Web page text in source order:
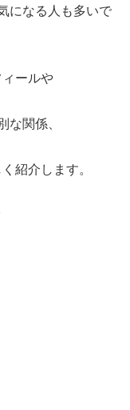
になる人も多いで
ールや
な関係、
紹介します。